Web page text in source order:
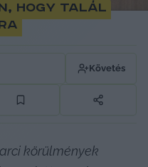
hogy talál
Követés
körülmények